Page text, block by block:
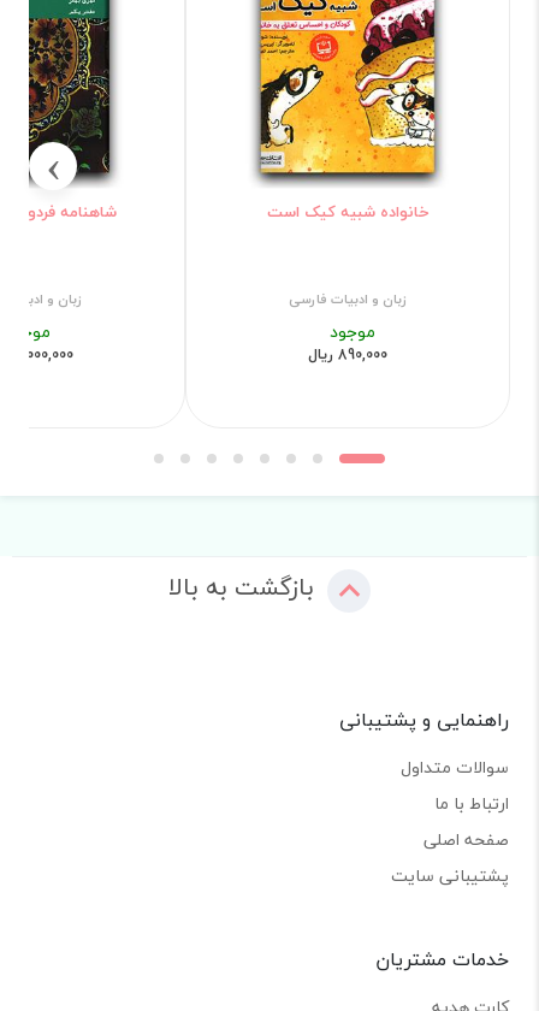
خانواده شبیه کیک است
زبان و ادبیات فارسی
موجود
890,000 ریال
شاهنامه فردوسی
زبان و
موجود
35,000,000 ریال
›
بازگشت به بالا
راهنمایی و پشتیبانی
سوالات متداول
ارتباط با ما
صفحه اصلی
پشتیبانی سایت
خدمات مشتریان